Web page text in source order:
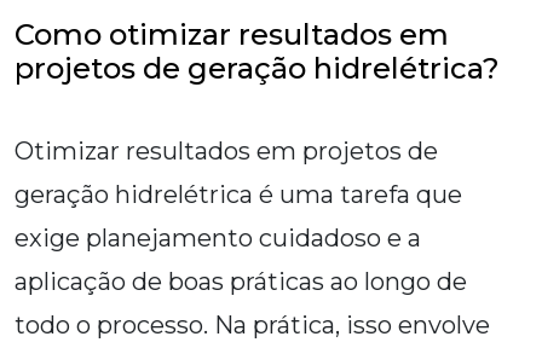
Como otimizar resultados em
projetos de geração hidrelétrica?
Otimizar resultados em projetos de
geração hidrelétrica é uma tarefa que
exige planejamento cuidadoso e a
aplicação de boas práticas ao longo de
todo o processo. Na prática, isso envolve